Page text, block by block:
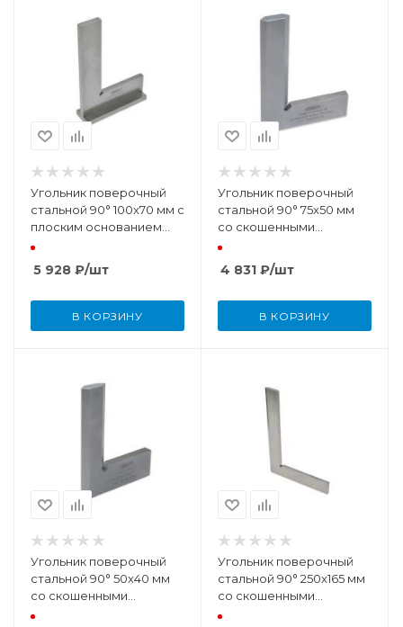
Угольник поверочный
стальной 90° 100x70 мм с
плоским основанием
(DIN875 КТ 0)
5 928 ₽/шт
В КОРЗИНУ
Угольник поверочный
стальной 90° 75x50 мм
со скошенными
кромками (DIN875 КТ 00)
4 831 ₽/шт
В КОРЗИНУ
Угольник поверочный
стальной 90° 50x40 мм
со скошенными
кромками (DIN875 КТ 00)
Угольник поверочный
стальной 90° 250x165 мм
со скошенными
кромками (DIN875 КТ 00)